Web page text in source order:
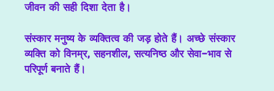
जीवन की सही दिशा देता है।
संस्कार मनुष्य के व्यक्तित्व की जड़ होते हैं। अच्छे संस्कार
व्यक्ति को विनम्र, सहनशील, सत्यनिष्ठ और सेवा-भाव से
परिपूर्ण बनाते हैं।